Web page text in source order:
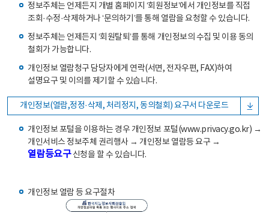
정보주체는 언제든지 개별 홈페이지 ‘회원정보’에서 개인정보를 직접
조회·수정·삭제하거나 ‘문의하기’를 통해 열람을 요청할 수 있습니다.
정보주체는 언제든지 ‘회원탈퇴’를 통해 개인정보의 수집 및 이용 동의
철회가 가능합니다.
개인정보 열람청구 담당자에게 연락(서면, 전자우편, FAX)하여
설명요구 및 이의를 제기할 수 있습니다.
개인정보(열람,정정·삭제, 처리정지, 동의철회) 요구서 다운로드
개인정보 포털을 이용하는 경우 개인정보 포털(www.privacy.go.kr) →
개인서비스 정보주체 권리행사 → 개인정보 열람등 요구 →
열람등요구신청을 할 수 있습니다.
개인정보 열람 등 요구절차